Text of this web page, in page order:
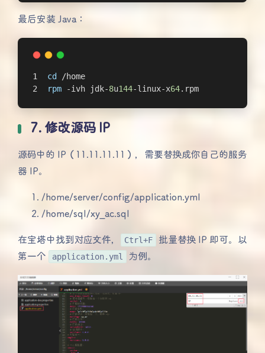
最后安装 Java：
cd
/home
rpm -ivh jdk-8u144-linux-x64.rpm
7. 修改源码 IP
源码中的 IP（11.11.11.11），需要替换成你自己的服务
器 IP。
/home/server/config/application.yml
/home/sql/xy_ac.sql
在宝塔中找到对应文件， Ctrl+F
批量替换 IP 即可。以
第一个
application.yml 为例。